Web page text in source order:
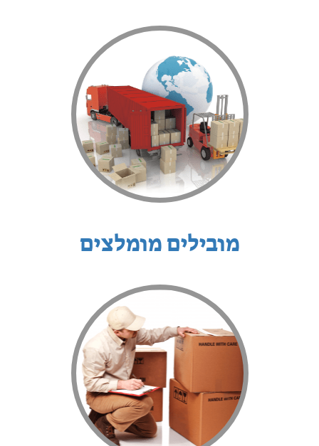
מובילים מומלצים